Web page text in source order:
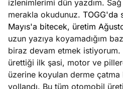
ister
Ağustos
3, 2026
izlenimlerimi dün yazdım.
merakla okudunuz. TOGG'da
Mayıs'a bitecek, üretim
uzun yazıya koyamadığım
biraz devam etmek istiyorum.
ürettiği ilk şasi, motor ve
üzerine koyulan derme
yollandı. Bu tüm otomobil